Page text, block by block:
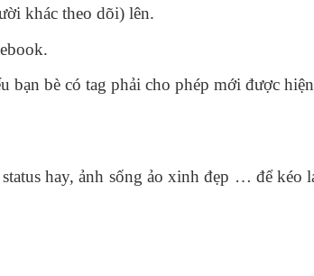
khác theo dõi) lên.
bạn bè có tag phải cho phép mới được
hay, ảnh sống ảo xinh đẹp … để kéo